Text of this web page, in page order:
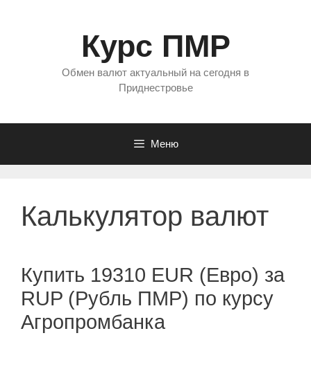
Курс ПМР
Обмен валют актуальный на сегодня в
Приднестровье
Меню
Калькулятор валют
Купить 19310 EUR (Евро) за
RUP (Рубль ПМР) по курсу
Агропромбанка